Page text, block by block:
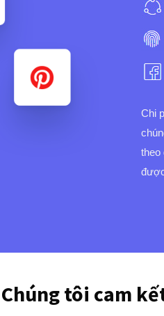
Chi
theo
Chúng tôi cam